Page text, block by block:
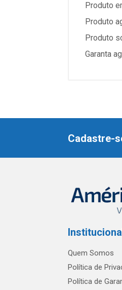
Produto
Produto
Produto
Garanta
Cadastre-
Quem Somos
Política de
Política de